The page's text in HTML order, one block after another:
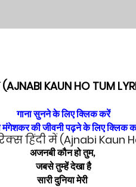
KAUN HO TUM
गाना सुनने के लिए क्लिक करें
मंगेशकर की जीवनी पढ़ने के लिए क्लिक
हिंदी में (Ajnabi Kaun
अजनबी कौन हो तुम,
जबसे तुम्हें देखा है
सारी दुनिया मेरी